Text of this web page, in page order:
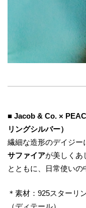
■ Jacob & Co. ×
リングシルバー）
繊細な造形のデイジー
サファイアが美しくあ
とともに、日常使いの
＊素材：925スターリ
（ディテール）